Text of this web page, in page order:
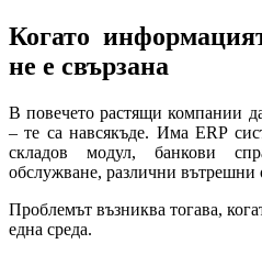
Когато
не е свързана
В повечето растящи компании
– те са навсякъде. Има ERP
складов модул, банкови
обслужване, различни вътрешни
Проблемът възниква тогава,
една среда.